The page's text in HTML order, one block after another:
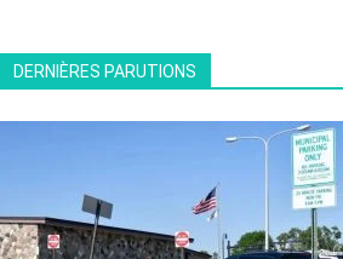
DERNIÈRES PARUTIONS